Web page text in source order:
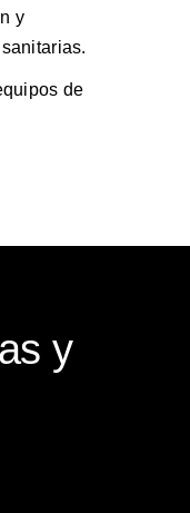
y
de
y